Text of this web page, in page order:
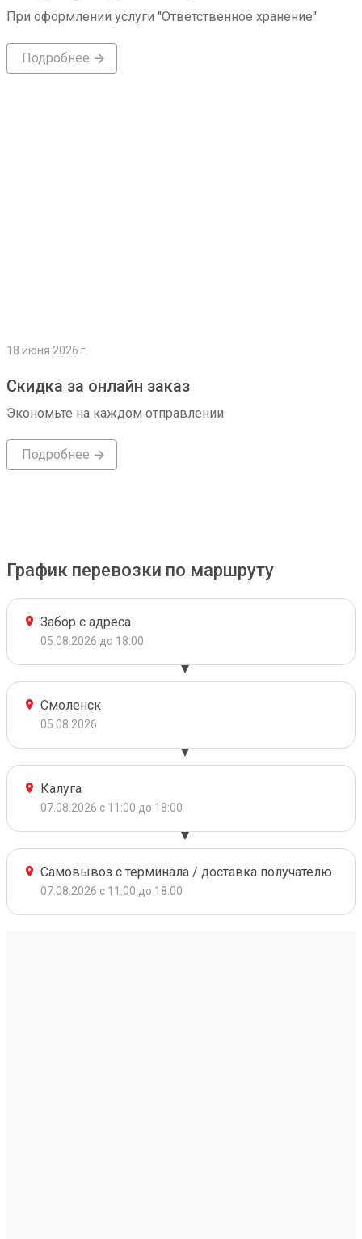
При оформлении услуги "Ответственное хранение"
Подробнее
18 июня 2026 г.
Скидка за онлайн заказ
Экономьте на каждом отправлении
Подробнее
График перевозки по маршруту
Забор с адреса
05.08.2026 до 18:00
Смоленск
05.08.2026
Калуга
07.08.2026 с 11:00 до 18:00
Самовывоз с терминала / доставка получателю
07.08.2026 с 11:00 до 18:00